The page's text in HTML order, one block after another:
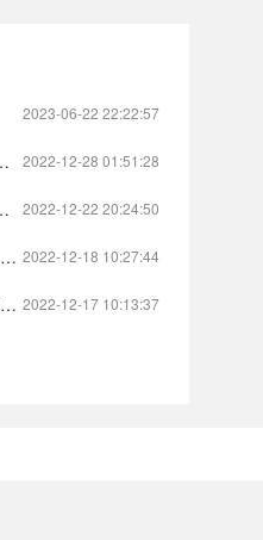
2023-06-22 22:22:57
2022-12-28 01:51:28
2022-12-22 20:24:50
2022-12-18 10:27:44
2022-12-17 10:13:37